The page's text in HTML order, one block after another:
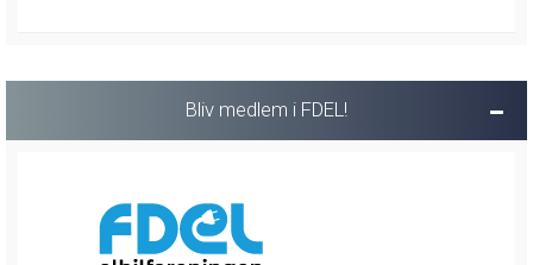
Bliv medlem i FDEL!